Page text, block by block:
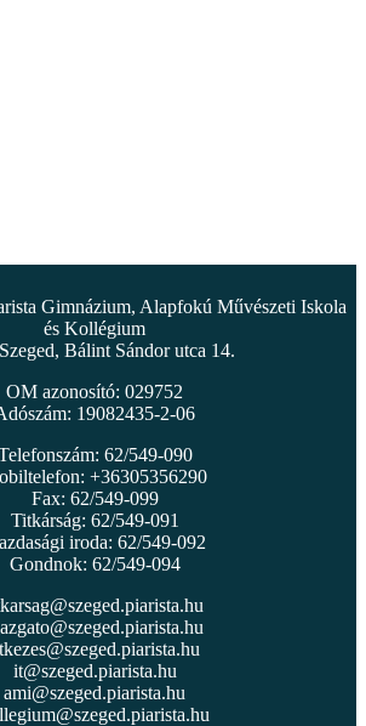
Gimnázium, Alapfokú Művészeti Iskola
és Kollégium
Bálint Sándor utca 14.
OM azonosító: 029752
19082435-2-06
62/549-090
+36305356290
Fax: 62/549-099
Titkárság: 62/549-091
iroda: 62/549-092
Gondnok: 62/549-094
it@szeged.piarista.hu
ami@szeged.piarista.hu